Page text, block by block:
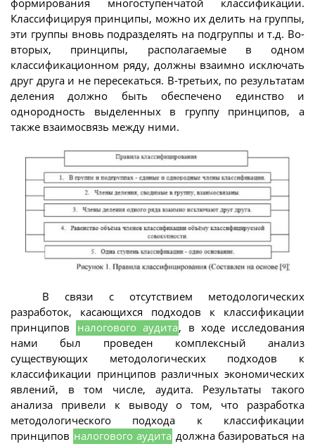
формирования многоступенчатой классификации.
Классифицируя принципы, можно их делить на группы,
эти группы вновь подразделять на подгруппы и т.д. Во-
вторых, принципы, располагаемые в одном
классификационном ряду, должны взаимно исключать
друг друга и не пересекаться. В-третьих, по результатам
деления должно быть обеспечено единство и
однородность выделенных в группу принципов, а
также взаимосвязь между ними.
В связи с отсутствием методологических
разработок, касающихся подходов к классификации
принципов
налогового аудита, в ходе исследования
нами был проведен комплексный анализ
существующих методологических подходов к
классификации принципов различных экономических
явлений, в том числе, аудита. Результаты такого
анализа привели к выводу о том, что разработка
методологического подхода к классификации
принципов налогового аудита должна базироваться на